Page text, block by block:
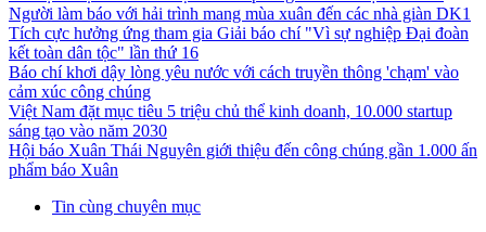
Người làm báo với hải trình mang mùa xuân đến các nhà giàn DK1
Tích cực hưởng ứng tham gia Giải báo chí "Vì sự nghiệp Đại đoàn
kết toàn dân tộc" lần thứ 16
Báo chí khơi dậy lòng yêu nước với cách truyền thông 'chạm' vào
cảm xúc công chúng
Việt Nam đặt mục tiêu 5 triệu chủ thể kinh doanh, 10.000 startup
sáng tạo vào năm 2030
Hội báo Xuân Thái Nguyên giới thiệu đến công chúng gần 1.000 ấn
phẩm báo Xuân
Tin cùng chuyên mục